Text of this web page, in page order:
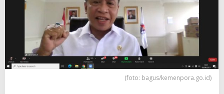
a
h
a
s
i
w
a
(foto: bagus/kemenpora.go.id)